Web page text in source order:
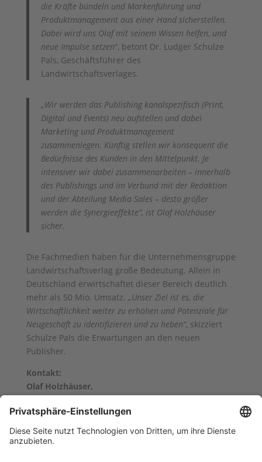
die Kräfte bündeln und Markenführung und
Produktmanagement aus einer Hand sicherstellen.
Dabei wird uns Olafmit seinem Wissen helfen, und
neue Impulse setzen“, betont Dr. Ludger Schulze
Pals, Geschäftsführer des
Landwirtschaftsverlages.
„Wir werden das Publishing kanalspezifisch (Print,
Digital und Events) neu aufstellen und dabei
Marketing und Produktmanagement
zusammenlegen. Künftig stellen wir konsequent die
Bedürfnisse des Kunden in den Mittelpunkt. Je
intensiver wir dabei zusammenarbeiten – innerhalb
des Publishings und im Verbund mit der Redaktion
und der Abteilung Media Sales – desto größer
werden die Synergieeffekte“, ist Olaf Holzhäuser
sicher.
Die Fachmedien haben für die Unternehmensgruppe
Landwirtschaftsverlag große Bedeutung. Allein in
Deutschland erwirtschaftet dieser Bereich deutlich
mehr als 50 Mio. Umsatz. „Unser Ziel ist es, die
Wirtschaftlichkeit weiter zu erhöhen und Potenziale für
Neugeschäft zu identifizieren und zu heben“, skizziert
Schulze Pals die Erwartungen an den neuen
Publisher.
Kontakt:
Olaf Holzhäuser,
Tel.: +49 (0) 2501/801-8771
zurück